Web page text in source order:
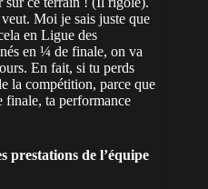
Moi je sais juste que
en Ligue des
en ¼ de finale, on va
En fait, si tu perds
la compétition, parce que
finale, ta performance
prestations de l’équipe